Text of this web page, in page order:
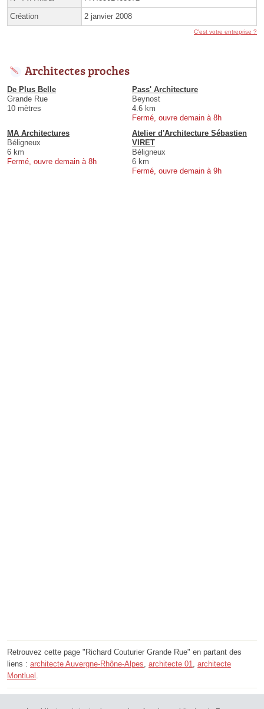
Création 2 janvier 2008
C'est votre entreprise ?
Architectes proches
De Plus Belle
Grande Rue
10 mètres
Pass' Architecture
Beynost
4.6 km
Fermé, ouvre demain à 8h
MA Architectures
Béligneux
6 km
Fermé, ouvre demain à 8h
Atelier d'Architecture Sébastien
VIRET
Béligneux
6 km
Fermé, ouvre demain à 9h
Retrouvez cette page "Richard Couturier Grande Rue" en partant des
liens : architecte Auvergne-Rhône-Alpes, architecte 01, architecte
Montluel .